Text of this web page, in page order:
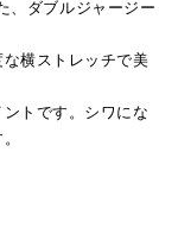
、ダブルジャージー
横ストレッチで美
トです。シワにな